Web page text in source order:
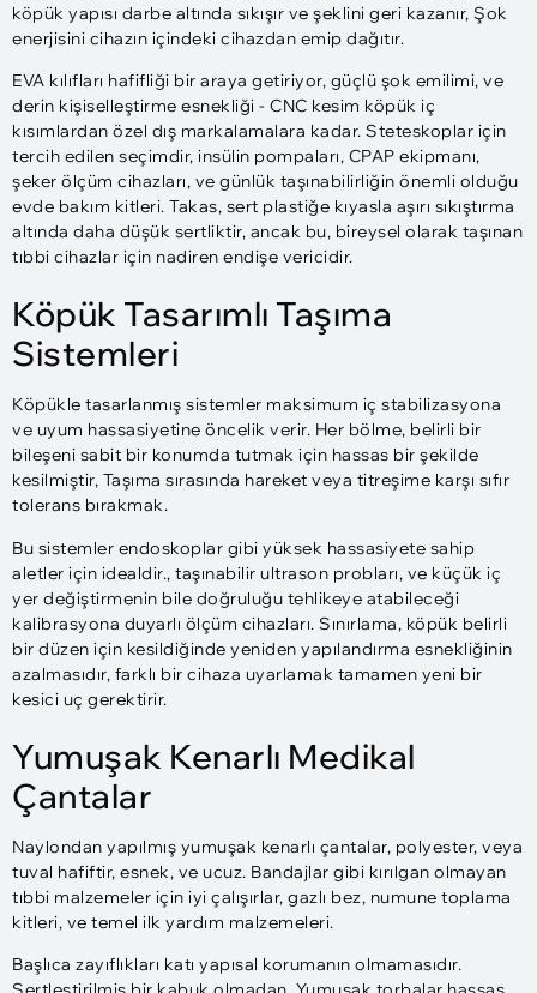
köpük yapısı darbe altında sıkışır ve şeklini geri kazanır, Şok
enerjisini cihazın içindeki cihazdan emip dağıtır.
EVA kılıfları hafifliği bir araya getiriyor, güçlü şok emilimi, ve
derin kişiselleştirme esnekliği - CNC kesim köpük iç
kısımlardan özel dış markalamalara kadar. Steteskoplar için
tercih edilen seçimdir, insülin pompaları, CPAP ekipmanı,
şeker ölçüm cihazları, ve günlük taşınabilirliğin önemli olduğu
evde bakım kitleri. Takas, sert plastiğe kıyasla aşırı sıkıştırma
altında daha düşük sertliktir, ancak bu, bireysel olarak taşınan
tıbbi cihazlar için nadiren endişe vericidir.
Köpük Tasarımlı Taşıma
Sistemleri
Köpükle tasarlanmış sistemler maksimum iç stabilizasyona
ve uyum hassasiyetine öncelik verir. Her bölme, belirli bir
bileşeni sabit bir konumda tutmak için hassas bir şekilde
kesilmiştir, Taşıma sırasında hareket veya titreşime karşı sıfır
tolerans bırakmak.
Bu sistemler endoskoplar gibi yüksek hassasiyete sahip
aletler için idealdir., taşınabilir ultrason probları, ve küçük iç
yer değiştirmenin bile doğruluğu tehlikeye atabileceği
kalibrasyona duyarlı ölçüm cihazları. Sınırlama, köpük belirli
bir düzen için kesildiğinde yeniden yapılandırma esnekliğinin
azalmasıdır, farklı bir cihaza uyarlamak tamamen yeni bir
kesici uç gerektirir.
Yumuşak Kenarlı Medikal
Çantalar
Naylondan yapılmış yumuşak kenarlı çantalar, polyester, veya
tuval hafiftir, esnek, ve ucuz. Bandajlar gibi kırılgan olmayan
tıbbi malzemeler için iyi çalışırlar, gazlı bez, numune toplama
kitleri, ve temel ilk yardım malzemeleri.
Başlıca zayıflıkları katı yapısal korumanın olmamasıdır.